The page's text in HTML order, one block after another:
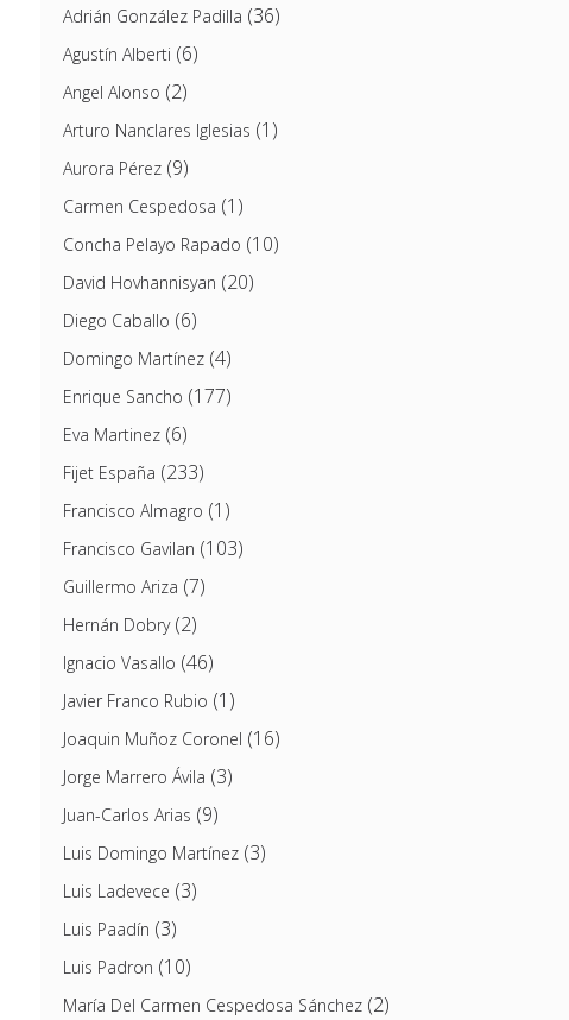
Adrián González Padilla (36)
Agustín Alberti (6)
Angel Alonso (2)
Arturo Nanclares Iglesias (1)
Aurora Pérez(9)
Carmen Cespedosa (1)
Concha Pelayo Rapado (10)
David Hovhannisyan (20)
Diego Caballo (6)
Domingo Martínez(4)
Enrique Sancho (177)
Eva Martinez(6)
Fijet España (233)
Francisco Almagro (1)
Francisco Gavilan (103)
Guillermo Ariza (7)
Hernán Dobry(2)
Ignacio Vasallo (46)
Javier Franco Rubio (1)
Joaquin Muñoz Coronel (16)
Jorge Marrero Ávila (3)
Juan-Carlos Arias (9)
Luis Domingo Martínez(3)
Luis Ladevece (3)
Luis Paadín (3)
Luis Padron (10)
María Del Carmen Cespedosa Sánchez(2)